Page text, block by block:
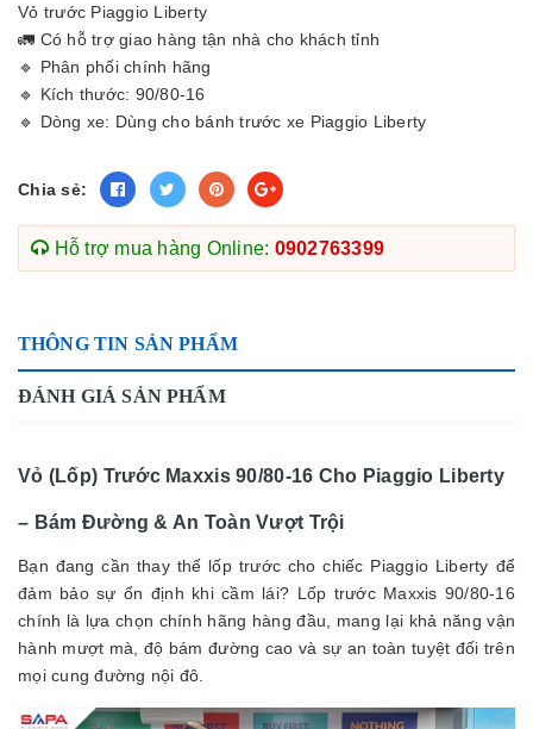
Vỏ trước Piaggio Liberty
🚛 Có hỗ trợ giao hàng tận nhà cho khách tỉnh
🔹 Phân phối chính hãng
🔹 Kích thước: 90/80-16
🔹 Dòng xe: Dùng cho bánh trước xe Piaggio Liberty
Chia sẻ:
Hỗ trợ mua hàng Online: 0902763399
THÔNG TIN SẢN PHẨM
ĐÁNH GIÁ SẢN PHẨM
Vỏ (Lốp) Trước Maxxis 90/80-16 Cho Piaggio Liberty
– Bám Đường & An Toàn Vượt Trội
Bạn đang cần thay thế lốp trước cho chiếc Piaggio Liberty để
đảm bảo sự ổn định khi cầm lái? Lốp trước Maxxis 90/80-16
chính là lựa chọn chính hãng hàng đầu, mang lại khả năng vận
hành mượt mà, độ bám đường cao và sự an toàn tuyệt đối trên
mọi cung đường nội đô.